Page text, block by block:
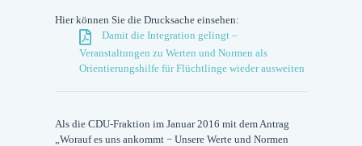
Hier können Sie die Drucksache einsehen:
Damit die Integration gelingt –
Veranstaltungen zu Werten und Normen als
Orientierungshilfe für Flüchtlinge wieder ausweiten
Als die CDU-Fraktion im Januar 2016 mit dem Antrag
„Worauf es uns ankommt − Unsere Werte und Normen